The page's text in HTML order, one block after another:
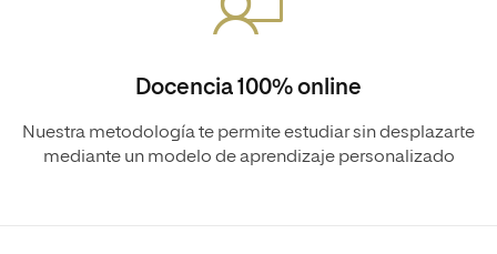
Docencia 100% online
Nuestra metodología te permite estudiar sin desplazarte
mediante un modelo de aprendizaje personalizado